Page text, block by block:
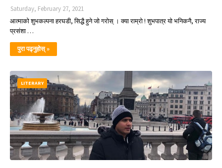
Saturday, February 27, 2021
आत्माको शुभकल्पना हरघडी, सिद्धै हुने जो गरोस् । क्या राम्रो ! शुभपात्र यो भनिकनै, राज्य
प्रसंशा …
पुरा पढ्नुहोस् »
LITERARY